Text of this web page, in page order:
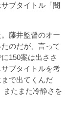
ブタイトル「闇
藤井監督のオー
のだが、言って
150案は出ささ
ブタイトルを考
で出てくんだ
たまた冷静さを